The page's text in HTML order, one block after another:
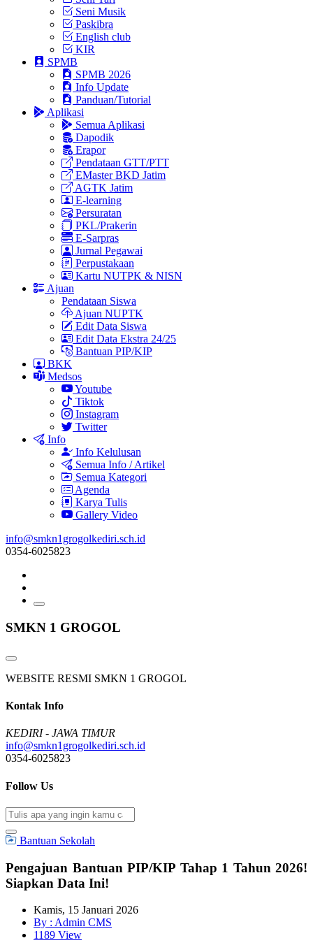
Seni Musik
Paskibra
English club
KIR
SPMB
SPMB 2026
Info Update
Panduan/Tutorial
Aplikasi
Semua Aplikasi
Dapodik
Erapor
Pendataan GTT/PTT
EMaster BKD Jatim
AGTK Jatim
E-learning
Persuratan
PKL/Prakerin
E-Sarpras
Jurnal Pegawai
Perpustakaan
Kartu NUTPK & NISN
Ajuan
Pendataan Siswa
Ajuan NUPTK
Edit Data Siswa
Edit Data Ekstra 24/25
Bantuan PIP/KIP
BKK
Medsos
Youtube
Tiktok
Instagram
Twitter
Info
Info Kelulusan
Semua Info / Artikel
Semua Kategori
Agenda
Karya Tulis
Gallery Video
info@smkn1grogolkediri.sch.id
0354-6025823
SMKN 1 GROGOL
WEBSITE RESMI SMKN 1 GROGOL
Kontak Info
KEDIRI - JAWA TIMUR
info@smkn1grogolkediri.sch.id
0354-6025823
Follow Us
Bantuan Sekolah
Pengajuan Bantuan PIP/KIP Tahap 1 Tahun 2026!
Siapkan Data Ini!
Kamis, 15 Januari 2026
By : Admin CMS
1189 View